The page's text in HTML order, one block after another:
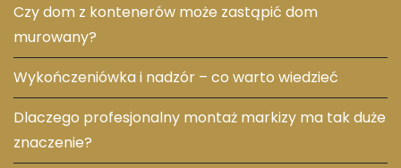
Czy dom z kontenerów może zastąpić dom
murowany?
Wykończeniówka i nadzór – co warto wiedzieć
Dlaczego profesjonalny montaż markizy ma tak duże
znaczenie?